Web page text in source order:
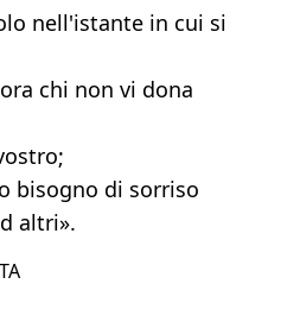
nell'istante in cui si
chi non vi dona
bisogno di sorriso
altri».